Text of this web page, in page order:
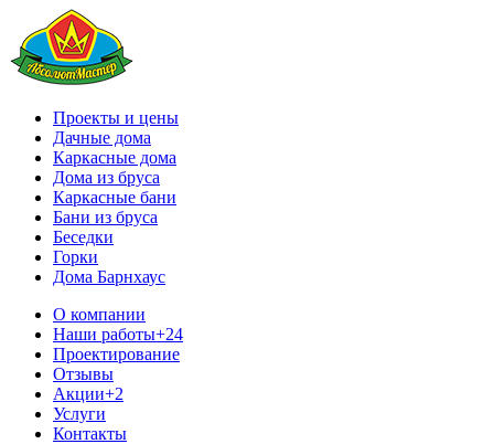
Проекты и цены
Дачные дома
Каркасные дома
Дома из бруса
Каркасные бани
Бани из бруса
Беседки
Горки
Дома Барнхаус
О компании
Наши работы+24
Проектирование
Отзывы
Акции+2
Услуги
Контакты